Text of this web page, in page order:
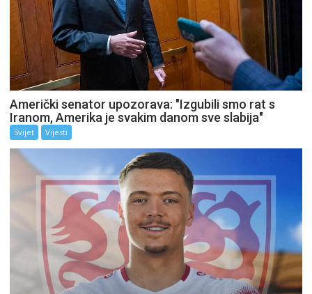
Američki senator upozorava: "Izgubili smo rat s
Iranom, Amerika je svakim danom sve slabija"
Svijet Vijesti